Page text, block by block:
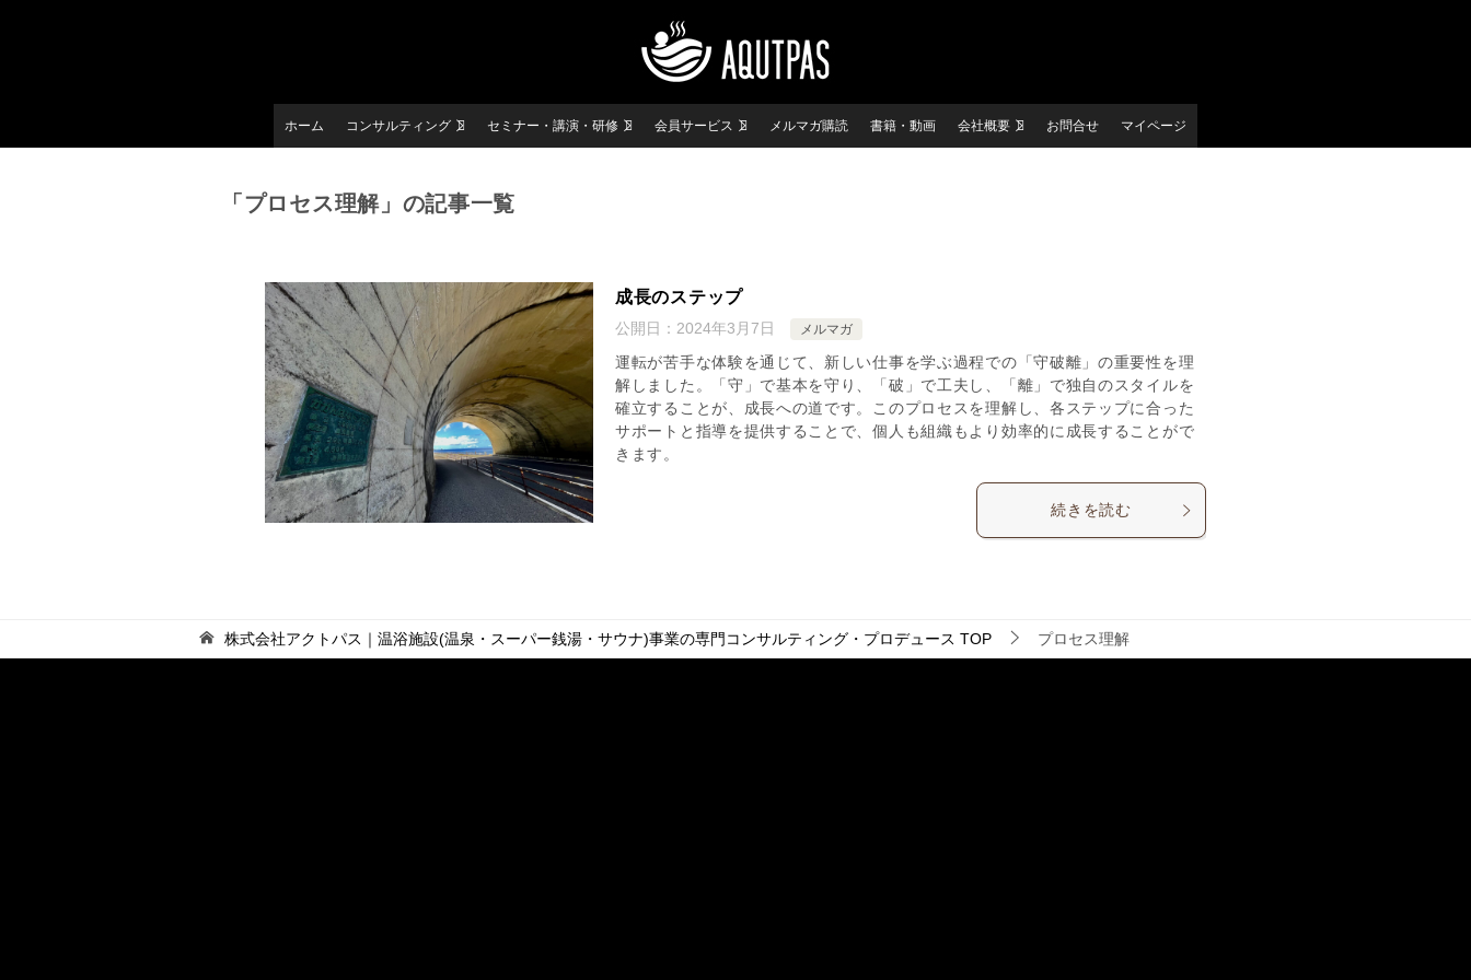
ホーム コンサルティング セミナー・講演・研修 会員サービス メルマガ購読 書籍・動画 会社概要 お問合せ マイページ
「プロセス理解」の記事一覧
成長のステップ
公開日： 2024年3月7日 メルマガ
運転が苦手な体験を通じて、新しい仕事を学ぶ過程での「守破離」の重要性を理
解しました。「守」で基本を守り、「破」で工夫し、「離」で独自のスタイルを
確立することが、成長への道です。このプロセスを理解し、各ステップに合った
サポートと指導を提供することで、個人も組織もより効率的に成長することがで
きます。
続きを読む
株式会社アクトパス｜温浴施設(温泉・スーパー銭湯・サウナ)事業の専門コンサルティング・プロデュース TOP プロセス理解